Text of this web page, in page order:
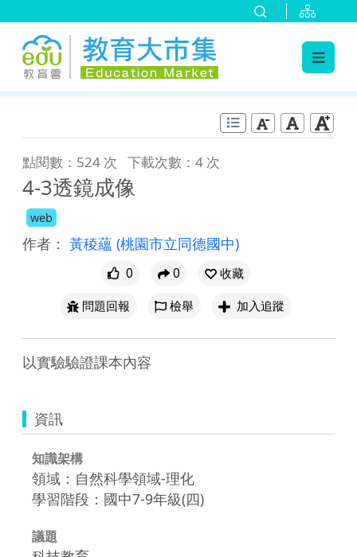
點閱數：524 次 下載次數：4 次
4-3透鏡成像
web
作者： 黃稜蘊 (桃園市立同德國中)
0 0
收藏
問題回報
檢舉 加入追蹤
以實驗驗證課本內容
資訊
知識架構
領域：自然科學領域-理化
學習階段：國中7-9年級(四)
議題